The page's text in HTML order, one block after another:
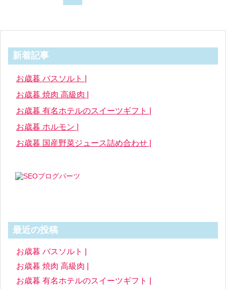
新着記事
お歳暮 バスソルト |
お歳暮 焼肉 高級肉 |
お歳暮 有名ホテルのスイーツギフト |
お歳暮 ホルモン |
お歳暮 国産野菜ジュース詰め合わせ |
最近の投稿
お歳暮 バスソルト |
お歳暮 焼肉 高級肉 |
お歳暮 有名ホテルのスイーツギフト |